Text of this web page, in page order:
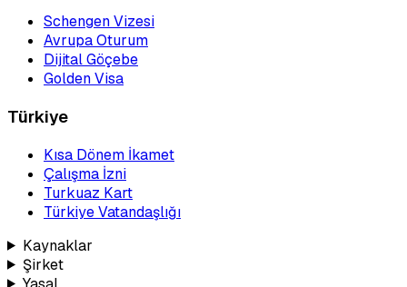
Schengen Vizesi
Avrupa Oturum
Dijital Göçebe
Golden Visa
Türkiye
Kısa Dönem İkamet
Çalışma İzni
Turkuaz Kart
Türkiye Vatandaşlığı
Kaynaklar
Şirket